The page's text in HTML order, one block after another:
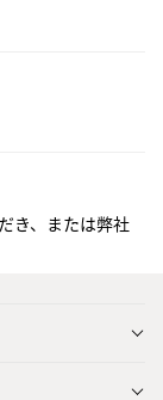
き、または弊社